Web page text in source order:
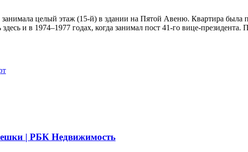
целый этаж (15-й) в здании на Пятой Авеню. Квартира была
и в 1974–1977 годах, когда занимал пост 41-го вице-президента.
| РБК Недвижимость